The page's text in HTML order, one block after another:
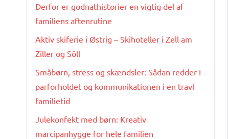
Derfor er godnathistorier en vigtig del af
familiens aftenrutine
Aktiv skiferie i Østrig – Skihoteller i Zell am
Ziller og Söll
Småbørn, stress og skændsler: Sådan redder I
parforholdet og kommunikationen i en travl
familietid
Julekonfekt med børn: Kreativ
marcipanhygge for hele familien